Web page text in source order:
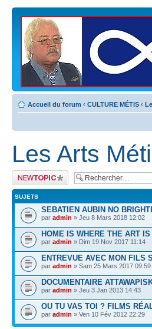
Accueil du forum ‹ CULTURE MÉTIS ‹
Les Arts
Publier un nouveau
sujet
SUJETS
SEBATIEN AUBIN NO
par admin » Jeu 8 Mars 2018 12:02
HOME IS WHERE THE ART
par admin » Dim 19 Nov 2017 11:14
ENTREVUE AVEC MON FILS
par admin » Sam 25 Mars 2017 09:59
DOCUMENTAIRE
par admin » Jeu 3 Jan 2013 14:43
OU TU VAS TOI ? FILMS
par admin » Ven 10 Fév 2012 22:29